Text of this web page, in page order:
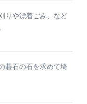
りや漂着ごみ、など
碁石の石を求めて埼